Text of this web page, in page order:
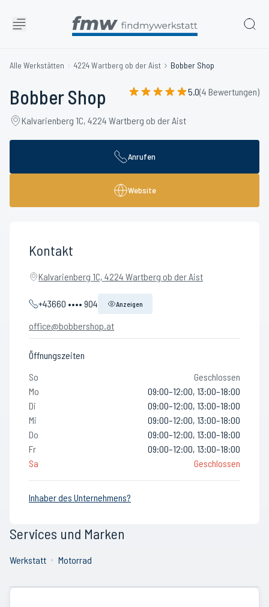
Alle Werkstätten 4224 Wartberg ob der Aist Bobber Shop
Bobber Shop 5.0(4 Bewertungen)
Kalvarienberg 1C, 4224 Wartberg ob der Aist
Anrufen
Website
Kontakt
Kalvarienberg 1C, 4224 Wartberg ob der Aist
+43660 •••• 904 Anzeigen
office@bobbershop.at
Öffnungszeiten
So
Geschlossen
Mo
09:00–12:00, 13:00–18:00
Di
09:00–12:00, 13:00–18:00
Mi
09:00–12:00, 13:00–18:00
Do
09:00–12:00, 13:00–18:00
Fr
09:00–12:00, 13:00–18:00
Sa
Geschlossen
Inhaber des Unternehmens?
Services und Marken
Werkstatt Motorrad